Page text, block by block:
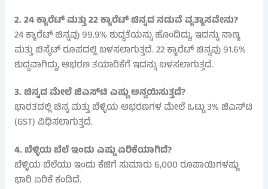
2. 24 ಕ್ಯಾರೆಟ್ ಮತ್ತು 22 ಕ್ಯಾರೆಟ್ ಚಿನ್ನದ ನಡುವೆ ವ್ಯತ್ಯಾಸವೇನು?
24 ಕ್ಯಾರೆಟ್ ಚಿನ್ನವು 99.9% ಶುದ್ಧತೆಯನ್ನು ಹೊಂದಿದ್ದು, ಇದನ್ನು ನಾಣ್ಯ
ಮತ್ತು ಬಿಸ್ಕೆಟ್ ರೂಪದಲ್ಲಿ ಬಳಸಲಾಗುತ್ತದೆ. 22 ಕ್ಯಾರೆಟ್ ಚಿನ್ನವು 91.6%
ಶುದ್ಧವಾಗಿದ್ದು, ಆಭರಣ ತಯಾರಿಕೆಗೆ ಇದನ್ನು ಬಳಸಲಾಗುತ್ತದೆ.
3. ಚಿನ್ನದ ಮೇಲೆ ಜಿಎಸ್‌ಟಿ ಎಷ್ಟು ಅನ್ವಯಿಸುತ್ತದೆ?
ಭಾರತದಲ್ಲಿ ಚಿನ್ನ ಮತ್ತು ಬೆಳ್ಳಿಯ ಆಭರಣಗಳ ಮೇಲೆ ಒಟ್ಟು 3% ಜಿಎಸ್‌ಟಿ
(GST) ವಿಧಿಸಲಾಗುತ್ತದೆ.
4. ಬೆಳ್ಳಿಯ ಬೆಲೆ ಇಂದು ಎಷ್ಟು ಏರಿಕೆಯಾಗಿದೆ?
ಬೆಳ್ಳಿಯ ಬೆಲೆಯು ಇಂದು ಕೆಜಿಗೆ ಸುಮಾರು 6,000 ರೂಪಾಯಿಗಳಷ್ಟು
ಭಾರಿ ಏರಿಕೆ ಕಂಡಿದೆ.